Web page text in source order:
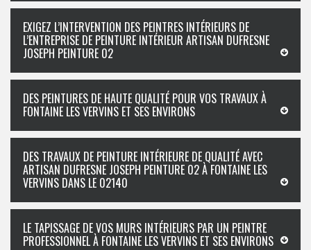
EXIGEZ L’INTERVENTION DES PEINTRES INTÉRIEURS DE
L’ENTREPRISE DE PEINTURE INTÉRIEUR ARTISAN DUFRESNE
JOSEPH PEINTURE 02
DES PEINTURES DE HAUTE QUALITÉ POUR VOS TRAVAUX À
FONTAINE LES VERVINS ET SES ENVIRONS
DES TRAVAUX DE PEINTURE INTÉRIEURE DE QUALITÉ AVEC
ARTISAN DUFRESNE JOSEPH PEINTURE 02 À FONTAINE LES
VERVINS DANS LE 02140
LE TAPISSAGE DE VOS MURS INTÉRIEURS PAR UN PEINTRE
PROFESSIONNEL À FONTAINE LES VERVINS ET SES ENVIRONS